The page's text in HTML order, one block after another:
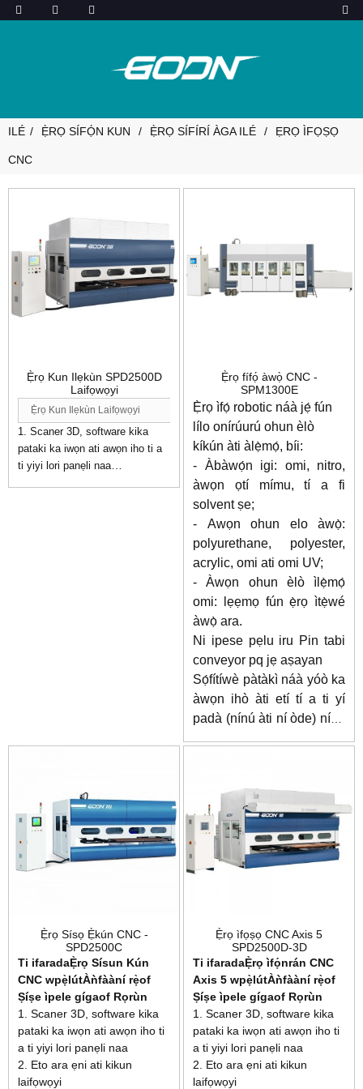
ILÉ Ẹ̀RỌ SÍFỌ́N KUN Ẹ̀RỌ SÍFÍRÍ ÀGA ILÉ ẸRỌ ÌFỌṢỌ
CNC
Ẹ̀rọ Kun Ilẹkùn SPD2500D
Laifọwọyi
Ẹ̀rọ Kun Ilẹkùn Laifọwọyi
1. Scaner 3D, software kika
pataki ka iwọn ati awọn iho ti a
ti yiyi lori panẹli naa
Ẹ̀rọ fífọ́ àwọ̀ CNC -
SPM1300E
Ẹ̀rọ ìfọ́ robotic náà jẹ́ fún
lílo onírúurú ohun èlò
kíkún àti àlẹ̀mọ́, bíi:
- Àbàwọ́n igi: omi, nitro,
àwọn ọtí mímu, tí a fi
solvent ṣe;
- Awọn ohun elo àwọ̀:
polyurethane, polyester,
acrylic, omi ati omi UV;
- Àwọn ohun èlò ìlẹ̀mọ́
omi: lẹẹmọ fún ẹ̀rọ ìtẹ̀wé
àwọ̀ ara.
Ni ipese pẹlu iru Pin tabi
conveyor pq jẹ aṣayan
Sọ́fítíwè pàtàkì náà yóò ka
àwọn ihò àti etí tí a ti yí
padà (nínú àti ní òde) nínú
jẹ́ kí sọ́fítíwè ìṣàkóso náà
lè ṣe àwòrán àwọn ọ̀nà
fífún nǹkan tó dára jùlọ.
Ẹ̀rọ Sísọ Ẹ̀kún CNC -
SPD2500C
Ti ifaradaẸ̀rọ Sísun Kún
CNC wpẹ̀lútÀǹfààní rẹ̀of
Ṣíṣe ìpele gígaof Rọrùn
1. Scaner 3D, software kika
pataki ka iwọn ati awọn iho ti
a ti yiyi lori panẹli naa
2. Eto ara ẹni ati kikun
laifọwọyi
Ẹ̀rọ ìfọṣọ CNC Axis 5
SPD2500D-3D
Ti ifaradaẸ̀rọ ìfọ́nrán CNC
Axis 5 wpẹ̀lútÀǹfààní rẹ̀of
Ṣíṣe ìpele gígaof Rọrùn
1. Scaner 3D, software kika
pataki ka iwọn ati awọn iho ti
a ti yiyi lori panẹli naa
2. Eto ara ẹni ati kikun
laifọwọyi